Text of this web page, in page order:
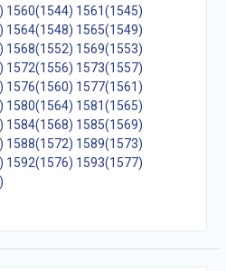
1560(1544) 1561(1545)
1564(1548) 1565(1549)
1568(1552) 1569(1553)
1572(1556) 1573(1557)
1576(1560) 1577(1561)
1580(1564) 1581(1565)
1584(1568) 1585(1569)
1588(1572) 1589(1573)
1592(1576) 1593(1577)